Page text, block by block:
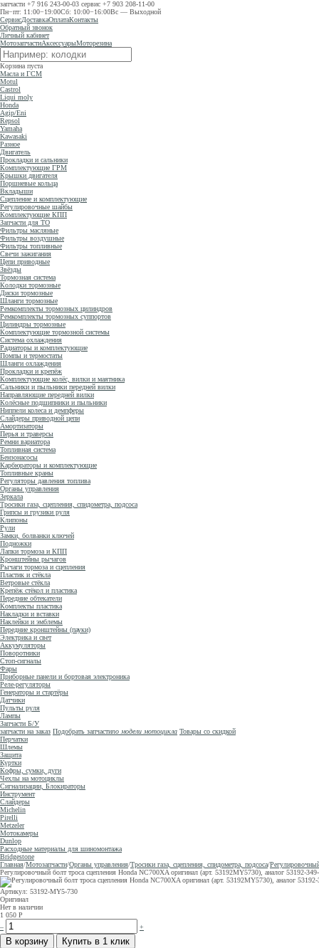
запчасти +7 916 243-00-03 сервис +7 903 208-11-00
Пн−пт: 11:00−19:00Сб: 10:00−16:00Вс — Выходной
СервисДоставкаОплатаКонтакты
Обратный звонок
Личный кабинет
МотозапчастиАксессуарыМоторезина
Корзина пуста
Масла и ГСМ
Motul
Castrol
Liqui moly
Honda
Agip/Eni
Repsol
Yamaha
Kawasaki
Разное
Двигатель
Прокладки и сальники
Комплектующие ГРМ
Крышки двигателя
Поршневые кольца
Вкладыши
Сцепление и комплектующие
Регулировочные шайбы
Комплектующие КПП
Запчасти для ТО
Фильтры масляные
Фильтры воздушные
Фильтры топливные
Свечи зажигания
Цепи приводные
Звёзды
Тормозная система
Колодки тормозные
Диски тормозные
Шланги тормозные
Ремкомплекты тормозных цилиндров
Ремкомплекты тормозных суппортов
Цилиндры тормозные
Комплектующие тормозной системы
Система охлаждения
Радиаторы и комплектующие
Помпы и термостаты
Шланги охлаждения
Прокладки и крепёж
Комплектующие колёс, вилки и маятника
Сальники и пыльники передней вилки
Направляющие передней вилки
Колёсные подшипники и пыльники
Ниппели колеса и демпферы
Слайдеры приводной цепи
Амортизаторы
Перья и траверсы
Ремни вариатора
Топливная система
Бензонасосы
Карбюраторы и комплектующие
Топливные краны
Регуляторы давления топлива
Органы управления
Зеркала
Тросики газа, сцепления, спидометра, подсоса
Грипсы и грузики руля
Клипоны
Рули
Замки, болванки ключей
Подножки
Лапки тормоза и КПП
Кронштейны рычагов
Рычаги тормоза и сцепления
Пластик и стёкла
Ветровые стёкла
Крепёж стёкол и пластика
Передние обтекатели
Комплекты пластика
Накладки и вставки
Наклейки и эмблемы
Передние кронштейны (пауки)
Электрика и свет
Аккумуляторы
Поворотники
Стоп-сигналы
Фары
Приборные панели и бортовая электроника
Реле-регуляторы
Генераторы и стартёры
Датчики
Пульты руля
Лампы
Запчасти Б/У
запчасти на заказ Подобрать запчастипо модели мотоцикла Товары со скидкой
Перчатки
Шлемы
Защита
Куртки
Кофры, сумки, дуги
Чехлы на мотоциклы
Сигнализации, Блокираторы
Инструмент
Слайдеры
Michelin
Pirelli
Metzeler
Мотокамеры
Dunlop
Расходные материалы для шиномонтажа
Bridgestone
Главная/Мотозапчасти/Органы управления/Тросики газа, сцепления, спидометра, подсоса/
Регулировочный болт троса сцепления Honda NC700XA оригинал (арт. 53192MY5730), аналог
Артикул: 53192-MY5-730
Оригинал
Нет в наличии
1 050 Р
–
+